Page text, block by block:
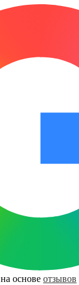
на основе отзывов